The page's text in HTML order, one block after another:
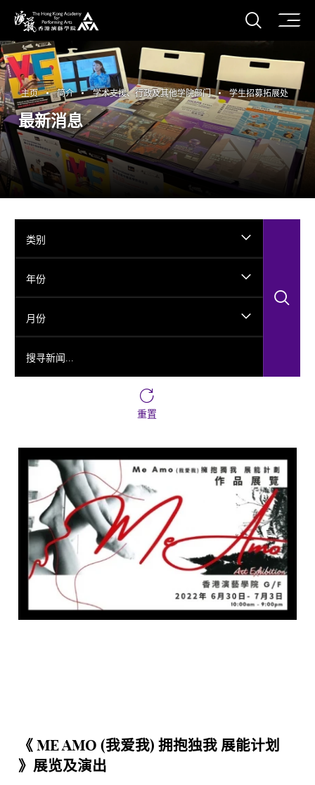
香港演艺学院
打开
主页 简介 学术支援、行政及其他学院部门 学生招募拓展处
最新消息
类别
年份
月份
重置
《 ME AMO (我爱我) 拥抱独我 展能计划
》展览及演出